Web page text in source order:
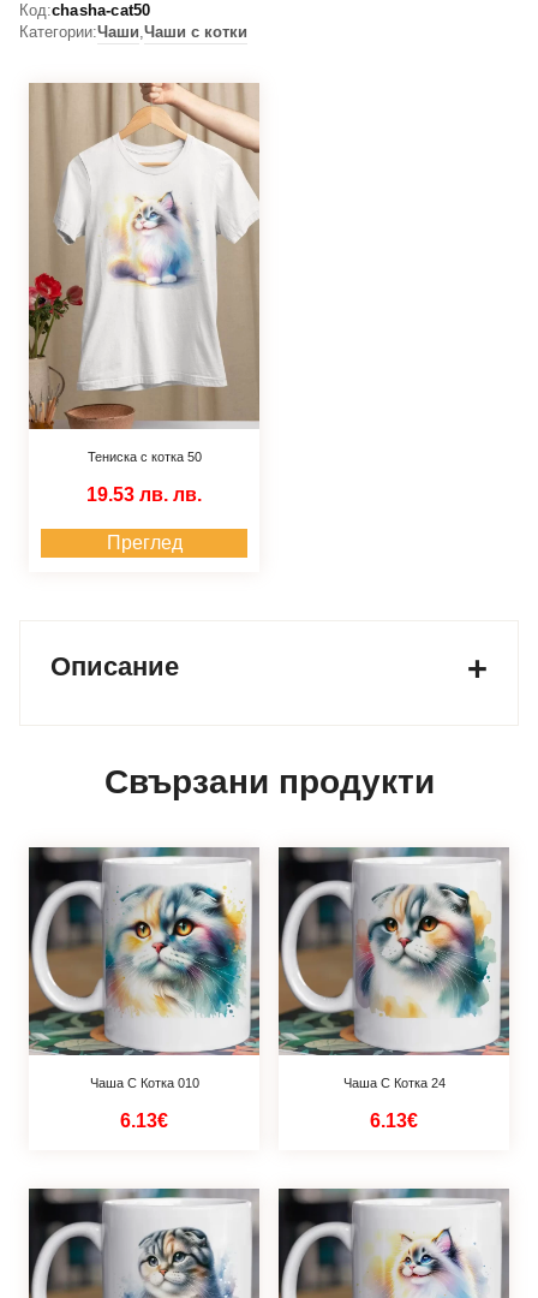
Код:chasha-cat50
Категории:Чаши,Чаши с котки
Тениска с котка 50
19.53 лв. лв.
Преглед
Описание
Свързани продукти
Чаша С Котка 010
6.13€
Чаша С Котка 24
6.13€